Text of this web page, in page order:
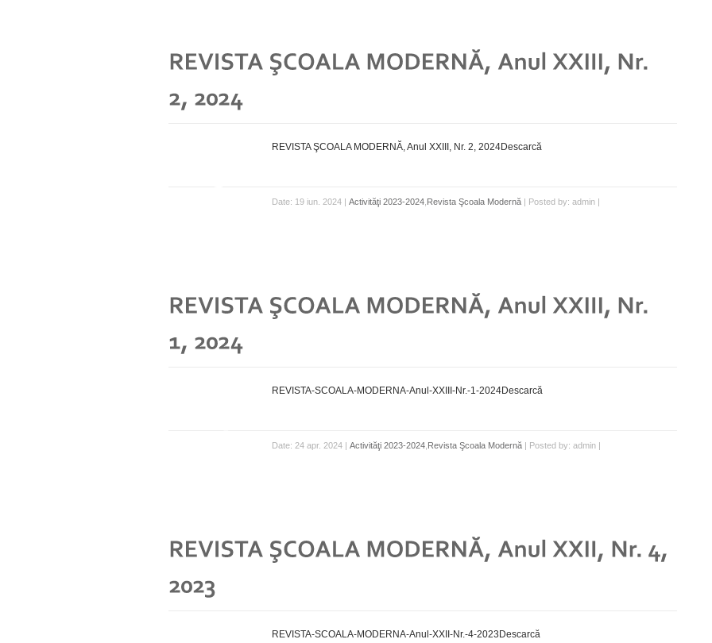
REVISTA ŞCOALA MODERNĂ, Anul XXIII, Nr. 2, 2024Descarcă
Date: 19 iun. 2024 | Activităţi 2023-2024 Revista Şcoala Modernă | Posted by: admin |
REVISTA-SCOALA-MODERNA-Anul-XXIII-Nr.-1-2024Descarcă
Date: 24 apr. 2024 | Activităţi 2023-2024 Revista Şcoala Modernă | Posted by: admin |
REVISTA-SCOALA-MODERNA-Anul-XXII-Nr.-4-2023Descarcă